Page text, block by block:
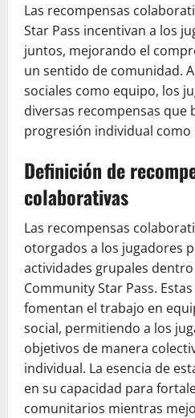
Las recompensas
Star Pass incentivan a los
juntos, mejorando el
un sentido de comunidad.
sociales como equipo, los
diversas recompensas que
progresión individual como
Definición de
colaborativas
Las recompensas
otorgados a los jugadores
actividades grupales
Community Star Pass.
fomentan el trabajo en
social, permitiendo a los
objetivos de manera
individual. La esencia de
en su capacidad para
comunitarios mientras